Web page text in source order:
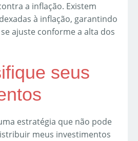
a inflação. Existem
à inflação, garantindo
ajuste conforme a alta dos
seus
estratégia que não pode
meus investimentos